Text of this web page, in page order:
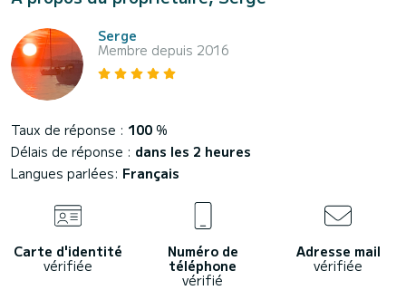
Serge
Membre depuis 2016
Taux de réponse : 100 %
Délais de réponse : dans les 2 heures
Langues parlées: Français
Carte d'identité
vérifiée
Numéro de
téléphone
vérifié
Adresse mail
vérifiée